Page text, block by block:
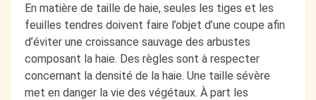
En matière de taille de haie, seules les tiges et les
feuilles tendres doivent faire l’objet d’une coupe afin
d’éviter une croissance sauvage des arbustes
composant la haie. Des règles sont à respecter
concernant la densité de la haie. Une taille sévère
met en danger la vie des végétaux. À part les